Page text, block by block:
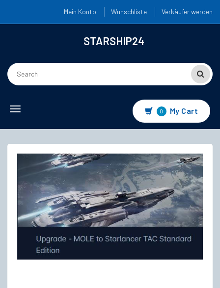
Mein Konto Wunschliste Verkäufer werden
STARSHIP24
Toggle
0 My Cart